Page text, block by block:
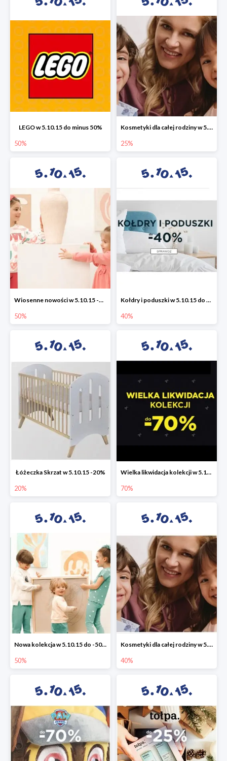
LEGO w 5.10.15 do minus 50%
50%
Kosmetyki dla całej rodziny w 5.10.15 do -25%
25%
Wiosenne nowości w 5.10.15 -50%
50%
Kołdry i poduszki w 5.10.15 do -40%
40%
Łóżeczka Skrzat w 5.10.15 -20%
20%
Wielka likwidacja kolekcji w 5.10.15 do -70%
70%
Nowa kolekcja w 5.10.15 do -50%
50%
Kosmetyki dla całej rodziny w 5.10.15 do -40%
40%